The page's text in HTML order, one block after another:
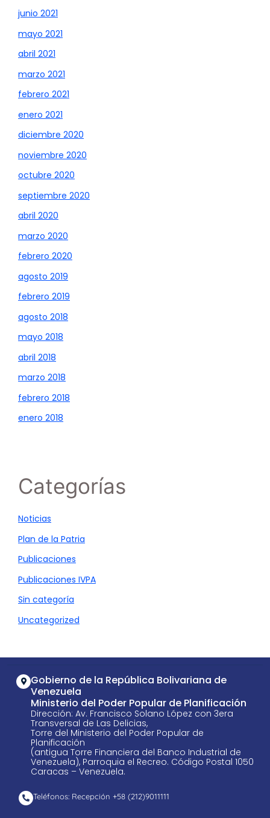
junio 2021
mayo 2021
abril 2021
marzo 2021
febrero 2021
enero 2021
diciembre 2020
noviembre 2020
octubre 2020
septiembre 2020
abril 2020
marzo 2020
febrero 2020
agosto 2019
febrero 2019
agosto 2018
mayo 2018
abril 2018
marzo 2018
febrero 2018
enero 2018
Categorías
Noticias
Plan de la Patria
Publicaciones
Publicaciones IVPA
Sin categoría
Uncategorized
Gobierno de la República Bolivariana de
Venezuela
Ministerio del Poder Popular de Planificación
Dirección: Av. Francisco Solano López con 3era
Transversal de Las Delicias,
Torre del Ministerio del Poder Popular de
Planificación
(antigua Torre Financiera del Banco Industrial de
Venezuela), Parroquia el Recreo. Código Postal 1050
Caracas – Venezuela.
Teléfonos: Recepción +58 ​(212)9011111